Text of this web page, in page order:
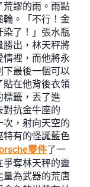
荒謬的雨。雨點
輪。「不行！金
染了！」張水瓶
勝出，林天秤將
情裡，而他將永
下最後一個可以
貼在他背後衣領
標籤，丟了進
對抗金牛座的
次，射向天空的
特有的怪誕藍色
零件了一
奪林天秤的靈
量為武器的荒唐